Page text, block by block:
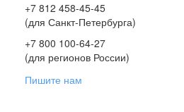
+7 812 458-45-45
(для Санкт-Петербурга)
+7 800 100-64-27
(для регионов России)
Пишите нам